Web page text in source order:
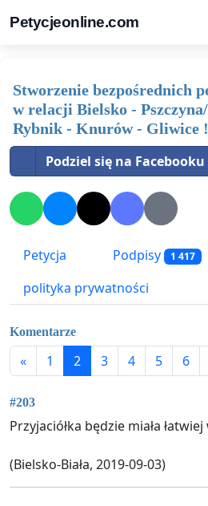
Petycjeonline.com
Stworzenie bezpośrednich
w relacji Bielsko -
Rybnik - Knurów - Gliwice !
Podziel się na Facebooku
Petycja Podpisy 1 417
polityka prywatności
Komentarze
« 1 2 3 4 5 6
#203
Przyjaciółka będzie miała
(Bielsko-Biała, 2019-09-03)